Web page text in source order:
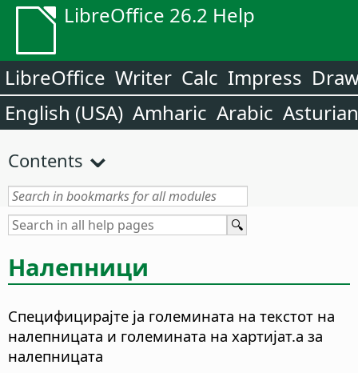
LibreOffice 26.2 Help
LibreOffice Writer Calc Impress
English (USA) Amharic Arabic Asturian
Contents
Налепници
Специфицирајте ја големината на текстот на
налепницата и големината на хартијат.а за
налепницата